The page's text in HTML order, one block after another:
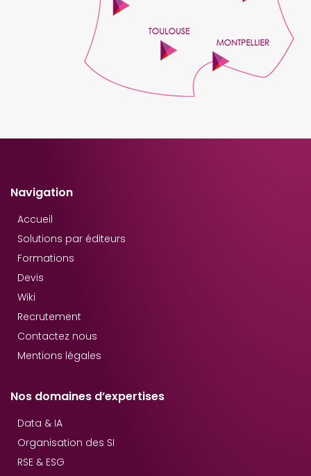
Navigation
Accueil
Solutions par éditeurs
Formations
Devis
Wiki
Recrutement
Contactez nous
Mentions légales
Nos domaines d’expertises
Data & IA
Organisation des SI
RSE & ESG